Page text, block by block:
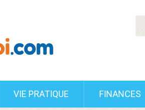
VIE PRATIQUE FINANCES